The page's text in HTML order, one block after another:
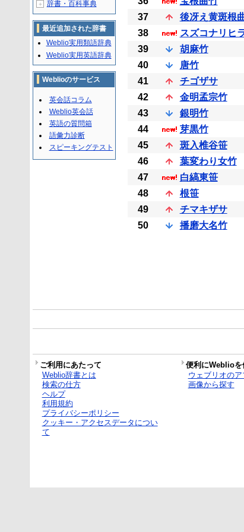
37
後冴え黄斑根
38
スズコナリヒ
39
胡麻竹
40
唐竹
41
チゴザサ
42
金明孟宗竹
43
銀明竹
44
芽黒竹
45
斑入椎谷笹
46
葉変わり女竹
47
白縞東笹
48
根笹
49
チマキザサ
50
播磨大名竹
＋ 辞書・百科事典
最近追加された辞書
Weblio実用類語辞典
Weblio実用英語辞典
Weblioのサービス
英会話コラム
Weblio英会話
英語の質問箱
語彙力診断
スピーキングテスト
ご利用にあたって 便利にWeblioを
Weblio辞書とは
検索の仕方
ヘルプ
利用規約
プライバシーポリシー
クッキー・アクセスデータについ
て
ウェブリオのア
画像から探す